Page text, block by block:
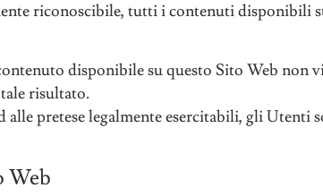
riconoscibile, tutti i contenuti
disponibile su questo Sito Web
risultato.
pretese legalmente esercitabili, gli
Web